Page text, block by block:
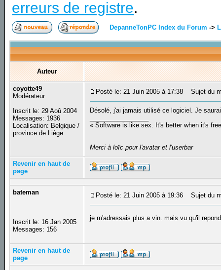
erreurs de registre.
DepanneTonPC Index du Forum ->
Auteur
coyotte49
Modérateur
Inscrit le: 29 Aoû 2004
Messages: 1936
Localisation: Belgique /
province de Liège
Posté le: 21 Juin 2005 à 17:38 Sujet du
Désolé, j'ai jamais utilisé ce logiciel. Je
« Software is like sex. It's better when it's
Merci à loïc pour l'avatar et l'userbar
Revenir en haut de
page
bateman
Inscrit le: 16 Jan 2005
Messages: 156
Posté le: 21 Juin 2005 à 19:36 Sujet du
je m'adressais plus a vin. mais vu qu'il
Revenir en haut de
page